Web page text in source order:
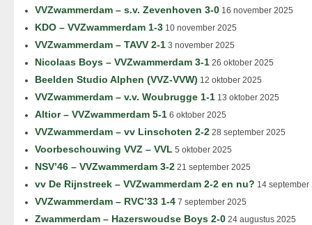
VVZwammerdam – s.v. Zevenhoven 3-0 16 november 2025
KDO – VVZwammerdam 1-3 10 november 2025
VVZwammerdam – TAVV 2-1 3 november 2025
Nicolaas Boys – VVZwammerdam 3-1 26 oktober 2025
Beelden Studio Alphen (VVZ-VVW) 12 oktober 2025
VVZwammerdam – v.v. Woubrugge 1-1 13 oktober 2025
Altior – VVZwammerdam 5-1 6 oktober 2025
VVZwammerdam – vv Linschoten 2-2 28 september 2025
Voorbeschouwing VVZ – VVL 5 oktober 2025
NSV’46 – VVZwammerdam 3-2 21 september 2025
vv De Rijnstreek – VVZwammerdam 2-2 en nu? 14 september
VVZwammerdam – RVC’33 1-4 7 september 2025
Zwammerdam – Hazerswoudse Boys 2-0 24 augustus 2025